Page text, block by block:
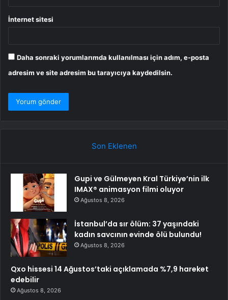
İnternet sitesi
Daha sonraki yorumlarımda kullanılması için adım, e-posta
adresim ve site adresim bu tarayıcıya kaydedilsin.
Son Eklenen
Gupi ve Gülmeyen Kral Türkiye’nin ilk
IMAX® animasyon filmi oluyor
Ağustos 8, 2026
İstanbul’da sır ölüm: 37 yaşındaki
kadın savcının evinde ölü bulundu!
Ağustos 8, 2026
Qxo hissesi 14 Ağustos’taki açıklamada %7,9 hareket
edebilir
Ağustos 8, 2026